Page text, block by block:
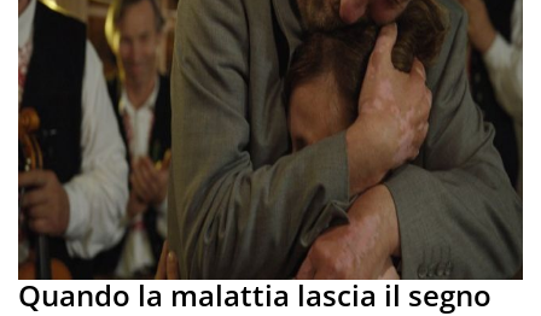
Quando la malattia lascia il segno